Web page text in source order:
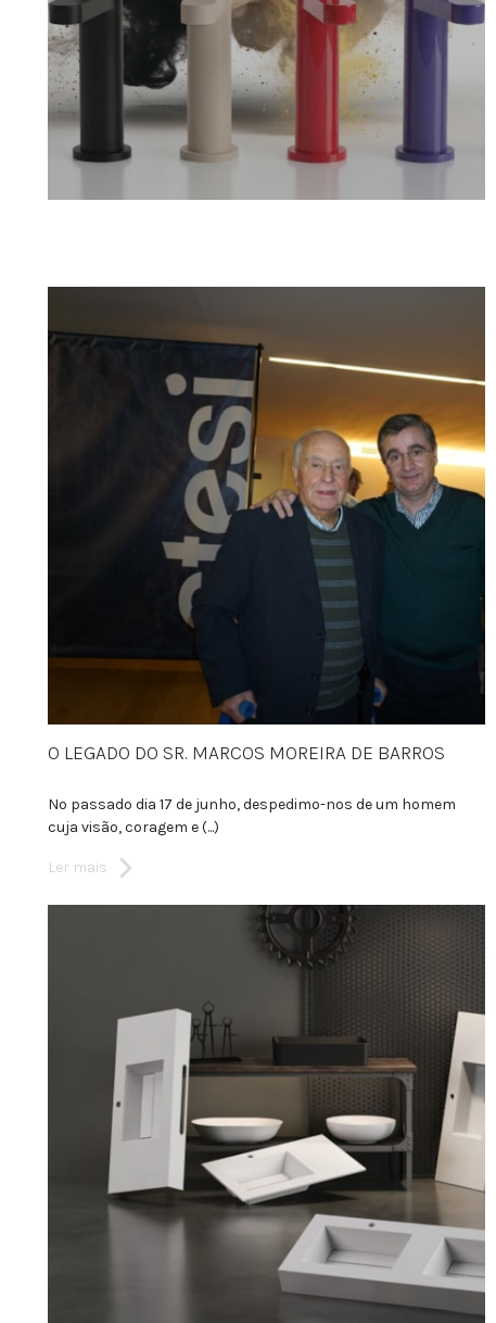
O LEGADO DO SR. MARCOS MOREIRA DE BARROS
No passado dia 17 de junho, despedimo-nos de um homem
cuja visão, coragem e (...)
Ler mais